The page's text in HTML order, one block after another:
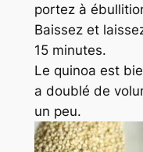
portez à
Baissez et
15 minutes.
Le quinoa est
a doublé de
un peu.